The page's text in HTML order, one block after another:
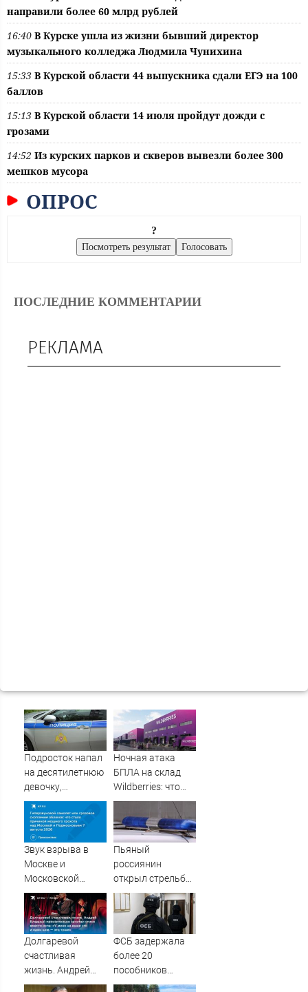
направили более 60 млрд рублей
16:40 В Курске ушла из жизни бывший директор
музыкального колледжа Людмила Чунихина
15:33 В Курской области 44 выпускника сдали ЕГЭ на 100
баллов
15:13 В Курской области 14 июля пройдут дожди с
грозами
14:52 Из курских парков и скверов вывезли более 300
мешков мусора
ОПРОС
?
ПОСЛЕДНИЕ КОММЕНТАРИИ
РЕКЛАМА
Подросток напал
на десятилетнюю
девочку,
ворвавшись в
квартиру
Ночная атака
БПЛА на склад
Wildberries: что
известно об
очередном ударе
по логистическим
центрам
Новости
Звук взрыва в
Москве и
Московской
области 7 августа
2026 года:
Причины,
источник, откуда
был громкий
Пьяный
россиянин
открыл стрельбу
по скорой
помощи и
полицейским
Долгаревой
счастливая
жизнь. Андрей
Бледный
ФСБ задержала
более 20
пособников
украинских кол-